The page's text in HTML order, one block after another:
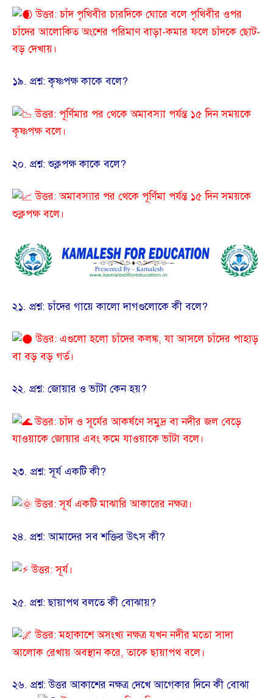
উত্তর: চাঁদ পৃথিবীর চারদিকে ঘোরে বলে পৃথিবীর ওপর
চাঁদের আলোকিত অংশের পরিমাণ বাড়া-কমার ফলে চাঁদকে ছোট-
বড় দেখায়।
​১৯. প্রশ্ন: কৃষ্ণপক্ষ কাকে বলে?
উত্তর: পূর্ণিমার পর থেকে অমাবস্যা পর্যন্ত ১৫ দিন সময়কে
কৃষ্ণপক্ষ বলে।
​২০. প্রশ্ন: শুক্লপক্ষ কাকে বলে?
উত্তর: অমাবস্যার পর থেকে পূর্ণিমা পর্যন্ত ১৫ দিন সময়কে
শুক্লপক্ষ বলে।
​২১. প্রশ্ন: চাঁদের গায়ে কালো দাগগুলোকে কী বলে?
উত্তর: এগুলো হলো চাঁদের কলঙ্ক, যা আসলে চাঁদের পাহাড়
বা বড় বড় গর্ত।
​২২. প্রশ্ন: জোয়ার ও ভাঁটা কেন হয়?
উত্তর: চাঁদ ও সূর্যের আকর্ষণে সমুদ্র বা নদীর জল বেড়ে
যাওয়াকে জোয়ার এবং কমে যাওয়াকে ভাঁটা বলে।
​২৩. প্রশ্ন: সূর্য একটি কী?
উত্তর: সূর্য একটি মাঝারি আকারের নক্ষত্র।
​২৪. প্রশ্ন: আমাদের সব শক্তির উৎস কী?
উত্তর: সূর্য।
​২৫. প্রশ্ন: ছায়াপথ বলতে কী বোঝায়?
উত্তর: মহাকাশে অসংখ্য নক্ষত্র যখন নদীর মতো সাদা
আলোক রেখায় অবস্থান করে, তাকে ছায়াপথ বলে।
​২৬. প্রশ্ন: উত্তর আকাশের নক্ষত্র দেখে আগেকার দিনে কী বোঝা